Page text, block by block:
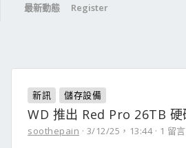
最新動態 Register
新訊 儲存設備
WD 推出 Red Pro 26TB 硬
soothepain 3/12/25，13:44 1 留言